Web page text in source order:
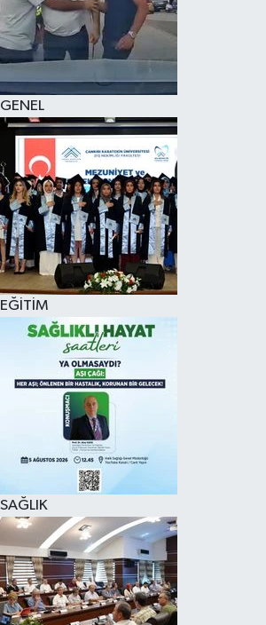
GENEL
EĞİTİM
SAĞLIK
KÜLTÜR SANAT
SAĞLIK
SİYASET
SPOR
TEKNOLOJİ
VİZYONDAKİLER
YAŞAM